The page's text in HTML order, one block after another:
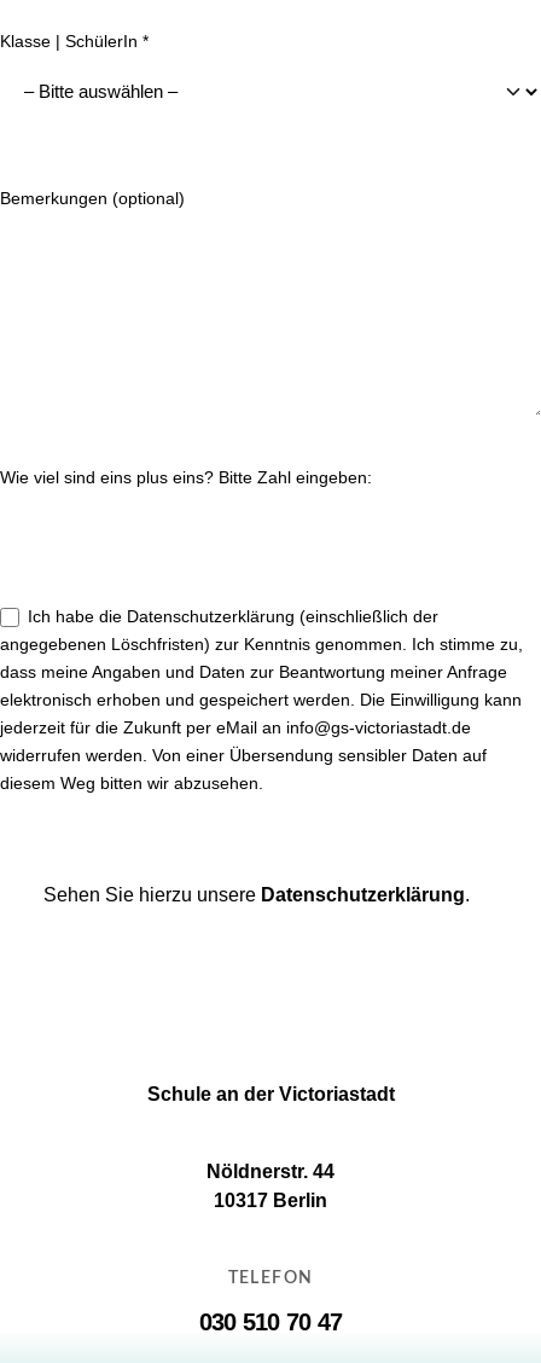
Klasse | SchülerIn *
Bemerkungen (optional)
Wie viel sind eins plus eins? Bitte Zahl eingeben:
Ich habe die Datenschutzerklärung (einschließlich der
angegebenen Löschfristen) zur Kenntnis genommen. Ich stimme zu,
dass meine Angaben und Daten zur Beantwortung meiner Anfrage
elektronisch erhoben und gespeichert werden. Die Einwilligung kann
jederzeit für die Zukunft per eMail an info@gs-victoriastadt.de
widerrufen werden. Von einer Übersendung sensibler Daten auf
diesem Weg bitten wir abzusehen.
Sehen Sie hierzu unsere Datenschutzerklärung.
Schule an der Victoriastadt
Nöldnerstr. 44
10317 Berlin
TELEFON
030 510 70 47